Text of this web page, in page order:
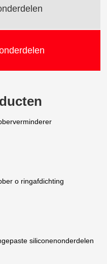
o ringafdichting
siliconenonderdelen